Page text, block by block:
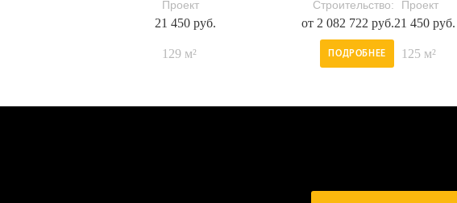
Проект
21 450 руб.
Строительство:
от 2 082 722 руб.
129 м² ПОДРОБНЕЕ
Проект
21 450 руб.
125 м²